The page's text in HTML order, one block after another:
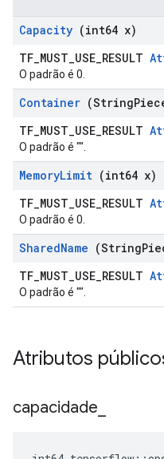
Capacity (int64 x)
TF_MUST_USE_RESULT
O padrão é 0.
Container (String
TF_MUST_USE_RESULT
O padrão é "".
MemoryLimit (int64 x)
TF_MUST_USE_RESULT
O padrão é 0.
SharedName (String
TF_MUST_USE_RESULT
O padrão é "".
Atributos
capacidade